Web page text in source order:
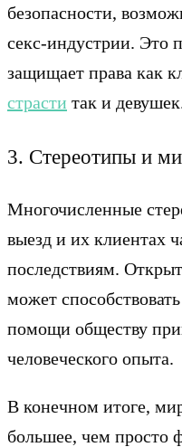
безопасности,
секс-индустрии. Это
защищает права как
страсти так и
3. Стереотипы и
Многочисленные
выезд и их клиентах
последствиям.
может
помощи обществу
человеческого опыта.
В конечном итоге,
большее, чем просто